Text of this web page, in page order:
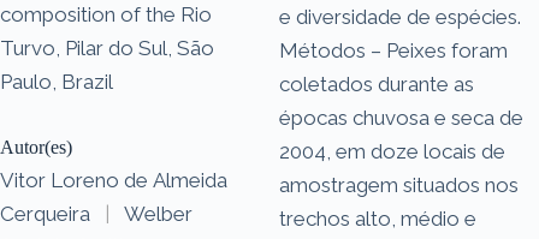
composition of the Rio
Turvo, Pilar do Sul, São
Paulo, Brazil
Autor(es)
Vitor Loreno de Almeida
Cerqueira
|
Welber
e diversidade de espécies.
Métodos – Peixes foram
coletados durante as
épocas chuvosa e seca de
2004, em doze locais de
amostragem situados nos
trechos alto, médio e